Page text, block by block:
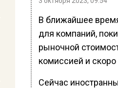
В ближайшее
для компаний,
рыночной
комиссией и
Сейчас